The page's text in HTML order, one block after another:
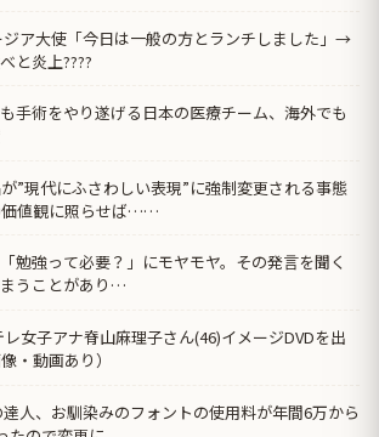
ジア大使「今日は一般の方とランチしました」→
と炎上????
手術をやり遂げる日本の医療チーム、海外でも
”現代にふさわしい表現”に強制変更される事態
価値観に照らせば……
勉強って必要？」にモヤモヤ。その発言を聞く
うことがあり…
レ女子アナ脊山麻理子さん(46)イメージDVDを出
・動画あり）
達人、お馴染みのフォントの使用料が年間6万から